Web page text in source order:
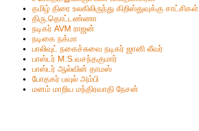
தமிழ் திரை உலகிலிருந்து கிறிஸ்துவுக்கு சாட்சிகள்
திரு.தொட்டண்ணா
நடிகர் AVM ராஜன்
நடிகை நக்மா
பாலிவுட் நகைச்சுவை நடிகர் ஜானி லீவர்
பாஸ்டர் M.S.வசந்தகுமார்
பாஸ்டர் ஆல்வின் தாமஸ்
போதகர் பவுல் அம்பி
மனம் மாறிய மந்திரவாதி நேசன்